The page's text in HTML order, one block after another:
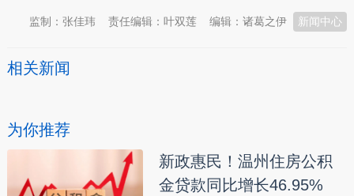
新闻中心
编辑：诸葛之伊
责任编辑：叶双莲
监制：张佳玮
相关新闻
为你推荐
新政惠民！温州住房公积
金贷款同比增长46.95%